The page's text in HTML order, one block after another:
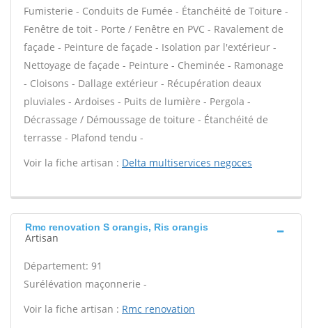
Fumisterie - Conduits de Fumée - Étanchéité de Toiture -
Fenêtre de toit - Porte / Fenêtre en PVC - Ravalement de
façade - Peinture de façade - Isolation par l'extérieur -
Nettoyage de façade - Peinture - Cheminée - Ramonage
- Cloisons - Dallage extérieur - Récupération deaux
pluviales - Ardoises - Puits de lumière - Pergola -
Décrassage / Démoussage de toiture - Étanchéité de
terrasse - Plafond tendu -
Voir la fiche artisan : Delta multiservices negoces
Rmc renovation S orangis, Ris orangis
Artisan
Département: 91
Surélévation maçonnerie -
Voir la fiche artisan : Rmc renovation